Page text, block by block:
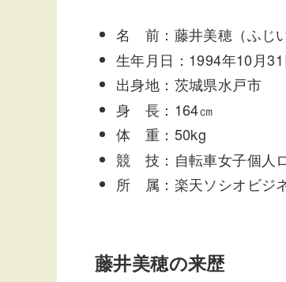
名 前：藤井美穂（ふじい
生年月日：1994年10月31
出身地：茨城県水戸市
身 長：164㎝
体 重：50kg
競 技：自転車女子個人
所 属：楽天ソシオビジ
藤井美穂の来歴